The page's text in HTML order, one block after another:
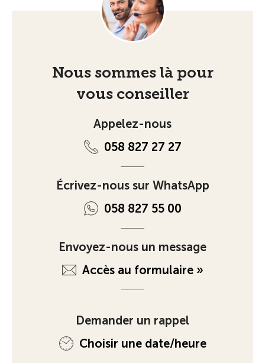
Nous sommes là pour
vous conseiller
Appelez-nous
058 827 27 27
Écrivez-nous sur WhatsApp
058 827 55 00
Envoyez-nous un message
Accès au formulaire »
Demander un rappel
Choisir une date/heure